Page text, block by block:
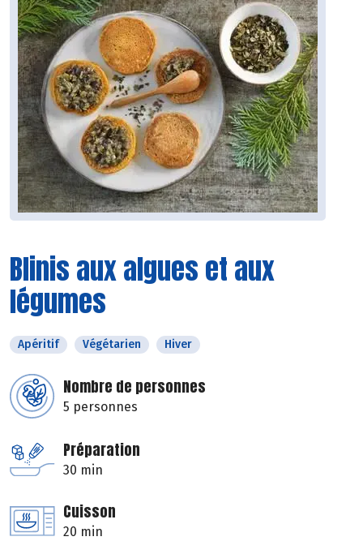
Blinis aux algues et aux
légumes
Apéritif Végétarien Hiver
Nombre de personnes
5 personnes
Préparation
30 min
Cuisson
20 min